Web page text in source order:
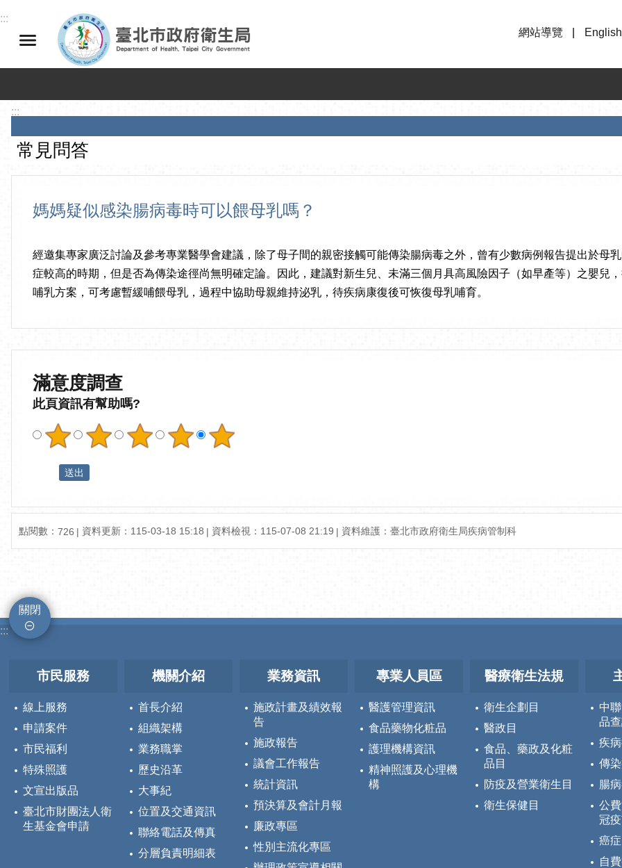
跳到主要內容區塊
:::
網站導覽
English
:::
常見問答
媽媽疑似感染腸病毒時可以餵母乳嗎？
經邀集專家廣泛討論及參考專業醫學會建議，除了母子間的親密接觸可能傳染腸病毒之外，曾有少數病例報告提出於母
症較高的時期，但是否為傳染途徑尚無明確定論。因此，建議對新生兒、未滿三個月具高風險因子（如早產等）之嬰兒
哺乳方案，可考慮暫緩哺餵母乳，過程中協助母親維持泌乳，待疾病康復後可恢復母乳哺育。
滿意度調查
此頁資訊有幫助嗎?
點閱數： 726 資料更新：115-03-18 15:18 資料檢視：115-07-08 21:19 資料維護：臺北市政府衛生局疾病管制科
關閉
:::
市民服務
線上服務
申請案件
市民福利
特殊照護
文宣出版品
臺北市財團法人衛
生基金會申請
機關介紹
首長介紹
組織架構
業務職掌
歷史沿革
大事紀
位置及交通資訊
聯絡電話及傳真
分層負責明細表
業務資訊
施政計畫及績效報
告
施政報告
議會工作報告
統計資訊
預決算及會計月報
廉政專區
性別主流化專區
專業人員區
醫護管理資訊
食品藥物化粧品
護理機構資訊
精神照護及心理機
構
醫療衛生法規
衛生企劃目
醫政目
食品、藥政及化粧
品目
防疫及營業衛生目
衛生保健目
中
品
疾
傳
腸
公
冠
癌
自